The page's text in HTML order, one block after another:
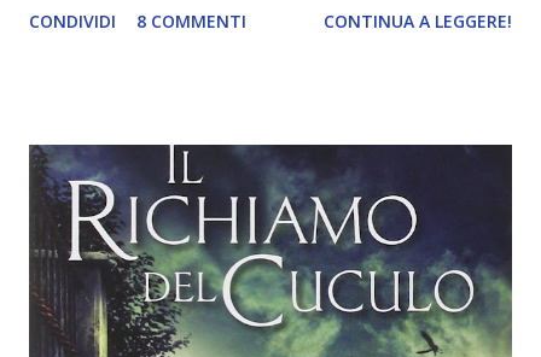
Compralo a 5,86€ Un giallo diabolicamente ingegnoso con
un misterioso pacco viene consegnato a Robin Ellacott, la
ragazza inorridisce nello scoprire che contiene la gamba
amputata di una donna. Il suo capo, l’investigatore privato
Cormoran Strike, è meno sorpreso ma non per questo
meno preoccupato. Ci sono quattro persone nel suo
passato che pensa potrebbero essere responsabili – e
CONDIVIDI 8 COMMENTI CONTINUA A LEGGERE!